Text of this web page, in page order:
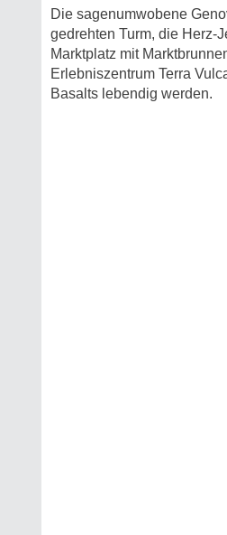
Die sagenumwobene
gedrehten Turm, die Herz-
Marktplatz mit
Erlebniszentrum Terra
Basalts lebendig werden.